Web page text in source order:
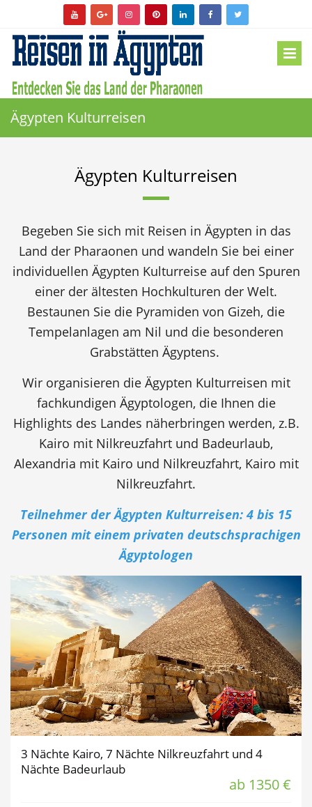
Ägypten Kulturreisen
Ägypten Kulturreisen
Begeben Sie sich mit Reisen in Ägypten in das
Land der Pharaonen und wandeln Sie bei einer
individuellen Ägypten Kulturreise auf den Spuren
einer der ältesten Hochkulturen der Welt.
Bestaunen Sie die Pyramiden von Gizeh, die
Tempelanlagen am Nil und die besonderen
Grabstätten Ägyptens.
Wir organisieren die Ägypten Kulturreisen mit
fachkundigen Ägyptologen, die Ihnen die
Highlights des Landes näherbringen werden, z.B.
Kairo mit Nilkreuzfahrt und Badeurlaub,
Alexandria mit Kairo und Nilkreuzfahrt, Kairo mit
Nilkreuzfahrt.
Teilnehmer der Ägypten Kulturreisen: 4 bis 15
Personen mit einem privaten deutschsprachigen
Ägyptologen
3 Nächte Kairo, 7 Nächte Nilkreuzfahrt und 4
Nächte Badeurlaub
ab 1350 €